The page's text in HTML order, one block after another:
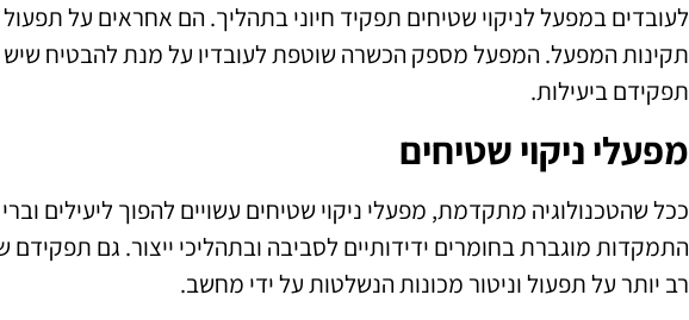
לעובדים במפעל לניקוי שטיחים תפקיד חיוני בתהליך. הם אחראים על
תקינות המפעל. המפעל מספק הכשרה שוטפת לעובדיו על מנת להבטיח שיש
תפקידם ביעילות.
מפעלי ניקוי שטיחים
ככל שהטכנולוגיה מתקדמת, מפעלי ניקוי שטיחים עשויים להפוך ליעילים
התמקדות מוגברת בחומרים ידידותיים לסביבה ובתהליכי ייצור. גם
רב יותר על תפעול וניטור מכונות הנשלטות על ידי מחשב.